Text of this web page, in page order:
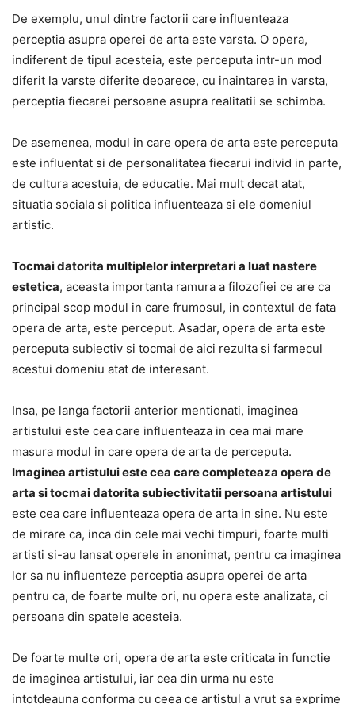
De exemplu, unul dintre factorii care influenteaza
perceptia asupra operei de arta este varsta. O opera,
indiferent de tipul acesteia, este perceputa intr-un mod
diferit la varste diferite deoarece, cu inaintarea in varsta,
perceptia fiecarei persoane asupra realitatii se schimba.
De asemenea, modul in care opera de arta este perceputa
este influentat si de personalitatea fiecarui individ in parte,
de cultura acestuia, de educatie. Mai mult decat atat,
situatia sociala si politica influenteaza si ele domeniul
artistic.
Tocmai datorita multiplelor interpretari a luat nastere
estetica, aceasta importanta ramura a filozofiei ce are ca
principal scop modul in care frumosul, in contextul de fata
opera de arta, este perceput. Asadar, opera de arta este
perceputa subiectiv si tocmai de aici rezulta si farmecul
acestui domeniu atat de interesant.
Insa, pe langa factorii anterior mentionati, imaginea
artistului este cea care influenteaza in cea mai mare
masura modul in care opera de arta de perceputa.
Imaginea artistului este cea care completeaza opera de
arta si tocmai datorita subiectivitatii persoana artistului
este cea care influenteaza opera de arta in sine. Nu este
de mirare ca, inca din cele mai vechi timpuri, foarte multi
artisti si-au lansat operele in anonimat, pentru ca imaginea
lor sa nu influenteze perceptia asupra operei de arta
pentru ca, de foarte multe ori, nu opera este analizata, ci
persoana din spatele acesteia.
De foarte multe ori, opera de arta este criticata in functie
de imaginea artistului, iar cea din urma nu este
intotdeauna conforma cu ceea ce artistul a vrut sa exprime